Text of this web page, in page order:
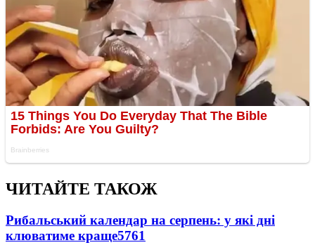
ЧИТАЙТЕ ТАКОЖ
Рибальський календар на серпень: у які дні
клюватиме краще5761